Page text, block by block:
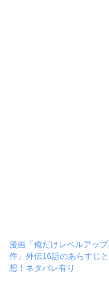
漫画「俺だけレベルアップ
件」外伝16話のあらすじ
想！ネタバレ有り